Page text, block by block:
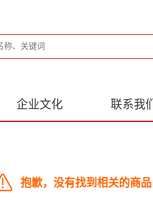
企业文化 联系我们
抱歉，没有找到相关的商品